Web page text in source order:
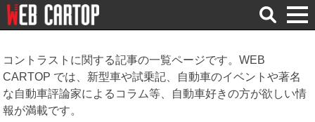
検
索
コントラストに関する記事の一覧ページです。WEB
CARTOP では、新型車や試乗記、自動車のイベントや著名
な自動車評論家によるコラム等、自動車好きの方が欲しい情
報が満載です。